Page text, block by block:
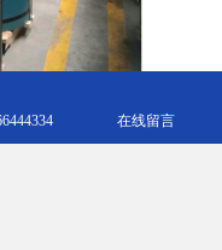
在线留言